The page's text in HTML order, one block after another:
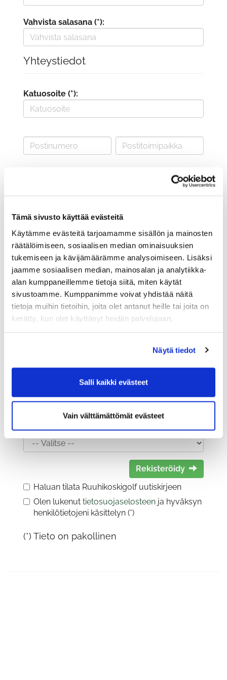
Tämä sivusto käyttää evästeitä
Käytämme evästeitä tarjoamamme sisällön ja mainosten
räätälöimiseen, sosiaalisen median ominaisuuksien
tukemiseen ja kävijämäärämme analysoimiseen. Lisäksi
jaamme sosiaalisen median, mainosalan ja analytiikka-
alan kumppaneillemme tietoja siitä, miten käytät
sivustoamme. Kumppanimme voivat yhdistää näitä
tietoja muihin tietoihin, joita olet antanut heille tai joita on
kerätty, kun olet käyttänyt heidän palvelujaan.
Näytä tiedot
Salli kaikki evästeet
Vain välttämättömät evästeet
Vahvista salasana (*):
Yhteystiedot
Katuosoite (*):
Valitse seura:
Jäsennumero:
Lisätiedot
Sukupuoli:
Rekisteröidy
Haluan tilata Ruuhikoskigolf uutiskirjeen
Olen lukenut tietosuojaselosteen ja hyväksyn
henkilötietojeni käsittelyn (*)
(*) Tieto on pakollinen